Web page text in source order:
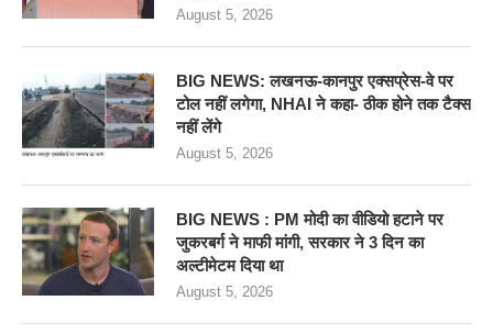
August 5, 2026
BIG NEWS: लखनऊ-कानपुर एक्सप्रेस-वे पर
टोल नहीं लगेगा, NHAI ने कहा- ठीक होने तक टैक्स
नहीं लेंगे
August 5, 2026
BIG NEWS : PM मोदी का वीडियो हटाने पर
जुकरबर्ग ने माफी मांगी, सरकार ने 3 दिन का
अल्टीमेटम दिया था
August 5, 2026